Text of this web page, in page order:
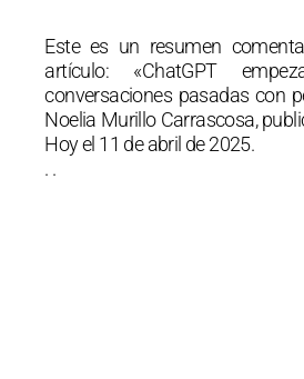
Este es un resumen
artículo: «ChatGPT
conversaciones pasadas con
Noelia Murillo Carrascosa,
Hoy el 11 de abril de 2025.
. .